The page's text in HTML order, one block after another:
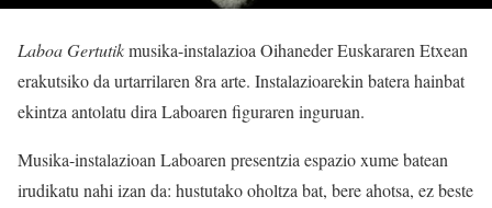
Laboa Gertutikmusika-instalazioa Oihaneder Euskararen Etxean
erakutsiko da urtarrilaren 8ra arte. Instalazioarekin batera hainbat
ekintza antolatu dira Laboaren figuraren inguruan.
Musika-instalazioan Laboaren presentzia espazio xume batean
irudikatu nahi izan da: hustutako oholtza bat, bere ahotsa, ez beste